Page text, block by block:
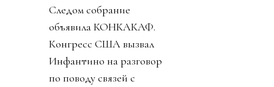
Следом собрание
объявила КОНКАКАФ.
Конгресс США вызвал
Инфантино на разговор
по поводу связей с